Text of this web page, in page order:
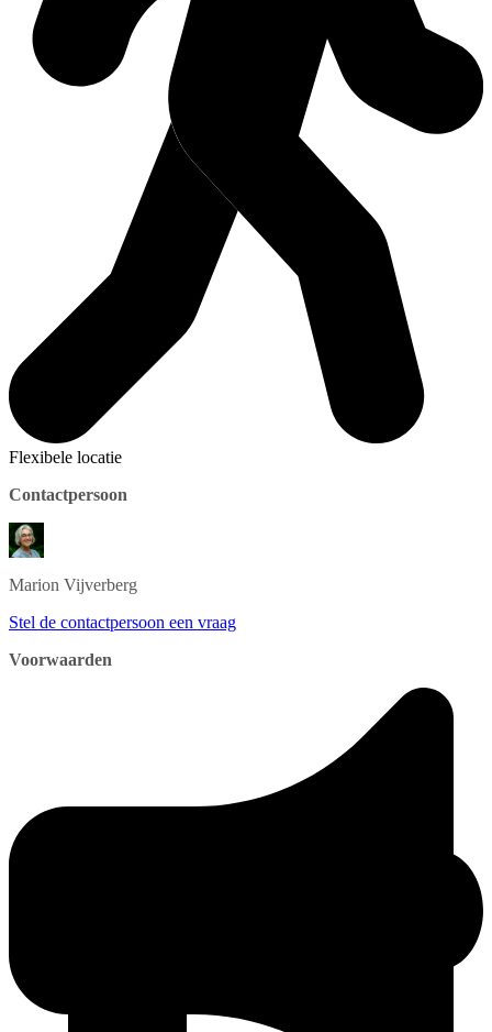
Flexibele locatie
Contactpersoon
Marion Vijverberg
Stel de contactpersoon een vraag
Voorwaarden